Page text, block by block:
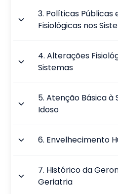
3. Políticas Públicas
Fisiológicas nos
4.Alterações
Sistemas
5.Atenção Básica à
Idoso
6. Envelhecimento
7. Histórico da
Geriatria